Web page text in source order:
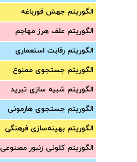
الگوریتم جهش قورباغه
الگوریتم علف هرز مهاجم
الگوریتم رقابت استعماری
الگوریتم جستجوی ممنوع
الگوریتم شبیه سازی تبرید
الگوریتم جستجوی هارمونی
الگوریتم بهینه‌سازی فرهنگی
الگوریتم کلونی زنبور مصنوعی